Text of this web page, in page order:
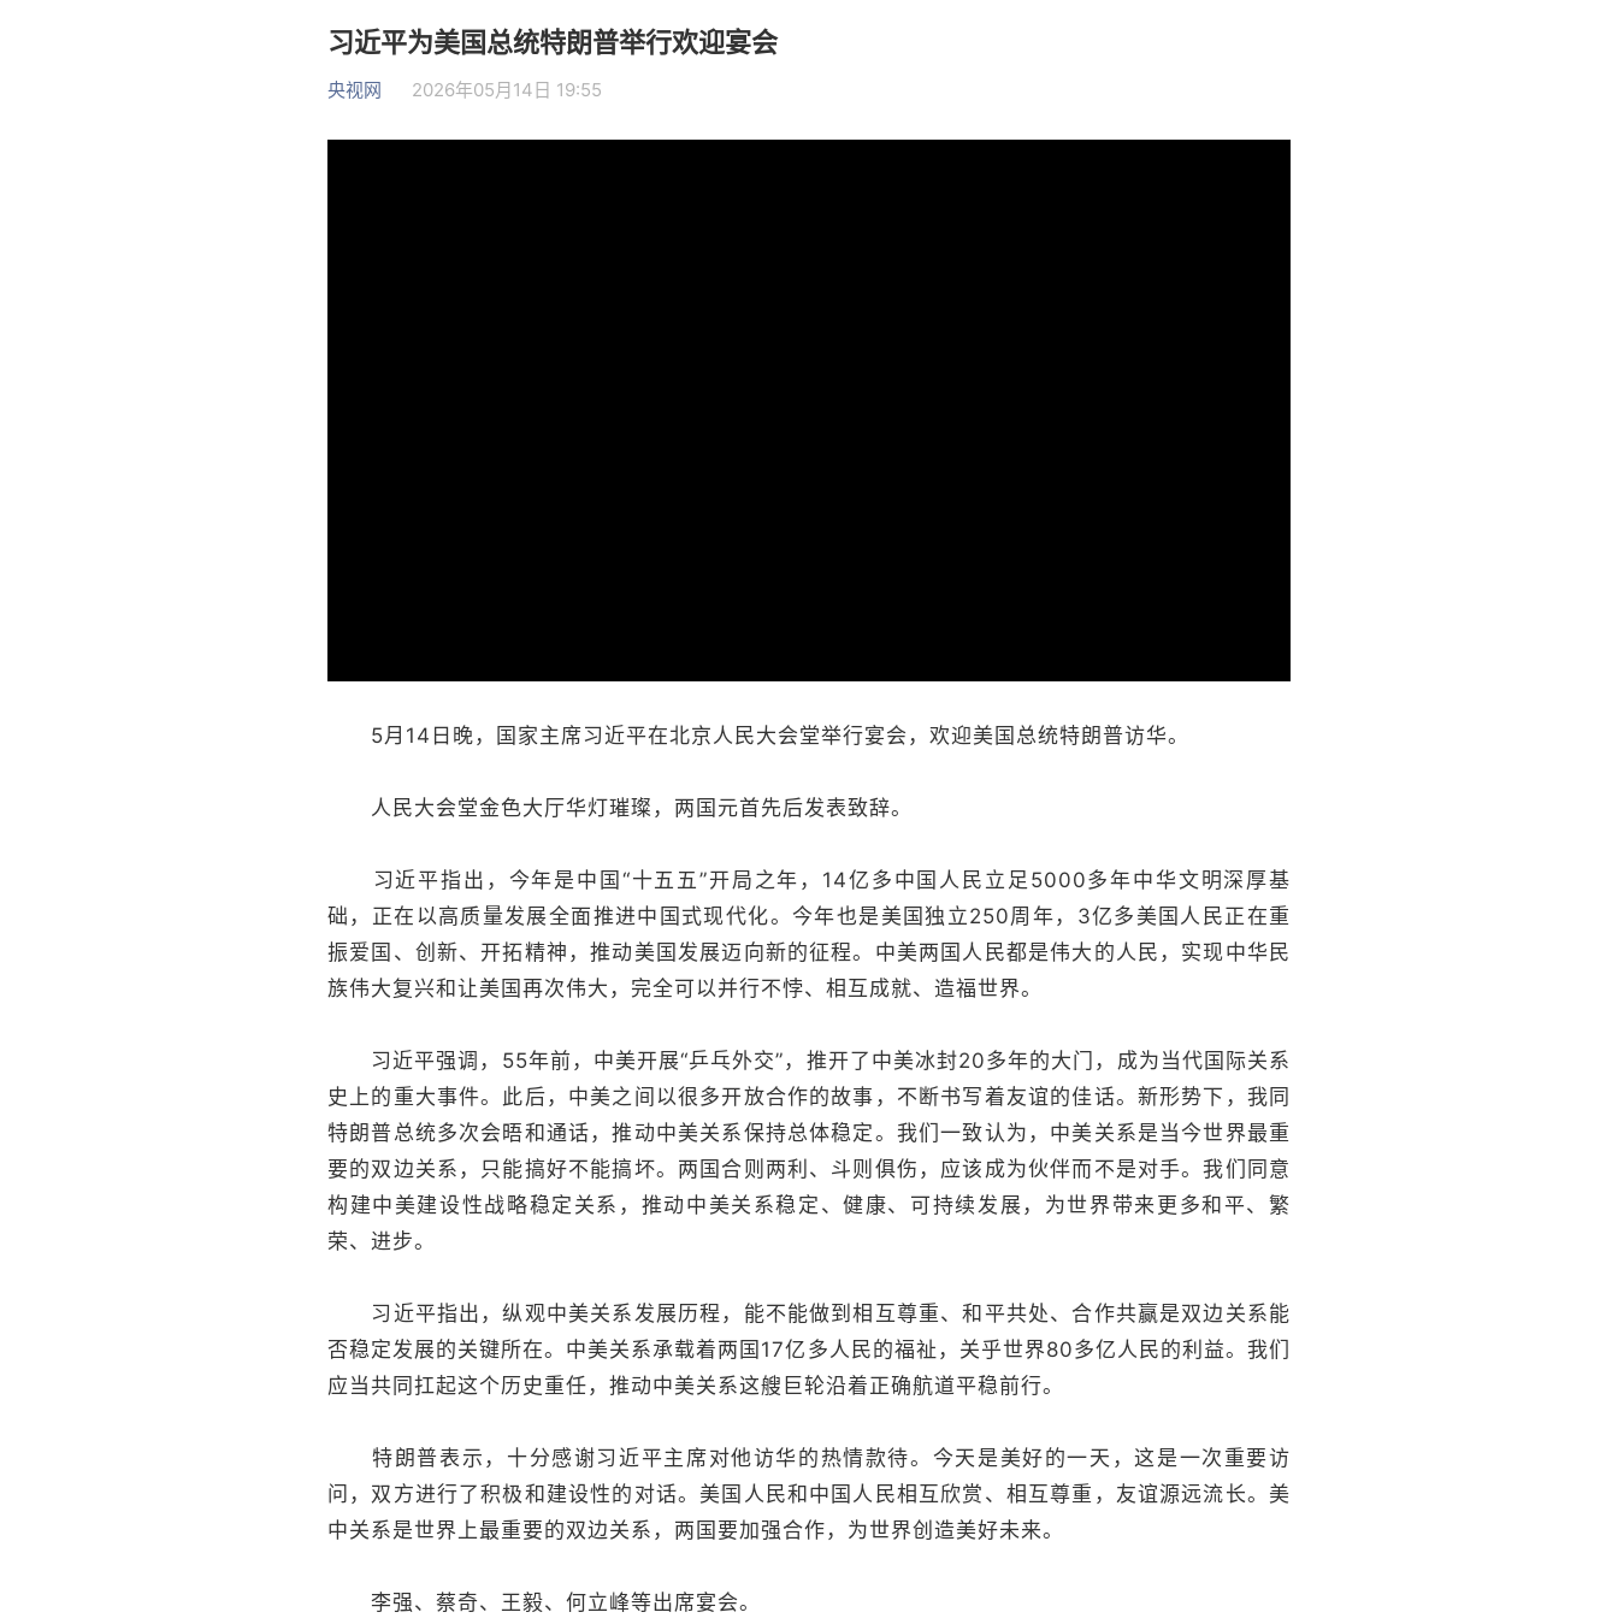
习近平为美国总统特朗普举行欢迎宴会
央视网 2026年05月14日 19:55
5月14日晚，国家主席习近平在北京人民大会堂举行宴会，欢迎美国总统特朗普访华。
人民大会堂金色大厅华灯璀璨，两国元首先后发表致辞。
习近平指出，今年是中国“十五五”开局之年，14亿多中国人民立足5000多年中华文明深厚基
础，正在以高质量发展全面推进中国式现代化。今年也是美国独立250周年，3亿多美国人民正在重
振爱国、创新、开拓精神，推动美国发展迈向新的征程。中美两国人民都是伟大的人民，实现中华民
族伟大复兴和让美国再次伟大，完全可以并行不悖、相互成就、造福世界。
习近平强调，55年前，中美开展“乒乓外交”，推开了中美冰封20多年的大门，成为当代国际关系
史上的重大事件。此后，中美之间以很多开放合作的故事，不断书写着友谊的佳话。新形势下，我同
特朗普总统多次会晤和通话，推动中美关系保持总体稳定。我们一致认为，中美关系是当今世界最重
要的双边关系，只能搞好不能搞坏。两国合则两利、斗则俱伤，应该成为伙伴而不是对手。我们同意
构建中美建设性战略稳定关系，推动中美关系稳定、健康、可持续发展，为世界带来更多和平、繁
荣、进步。
习近平指出，纵观中美关系发展历程，能不能做到相互尊重、和平共处、合作共赢是双边关系能
否稳定发展的关键所在。中美关系承载着两国17亿多人民的福祉，关乎世界80多亿人民的利益。我们
应当共同扛起这个历史重任，推动中美关系这艘巨轮沿着正确航道平稳前行。
特朗普表示，十分感谢习近平主席对他访华的热情款待。今天是美好的一天，这是一次重要访
问，双方进行了积极和建设性的对话。美国人民和中国人民相互欣赏、相互尊重，友谊源远流长。美
中关系是世界上最重要的双边关系，两国要加强合作，为世界创造美好未来。
李强、蔡奇、王毅、何立峰等出席宴会。